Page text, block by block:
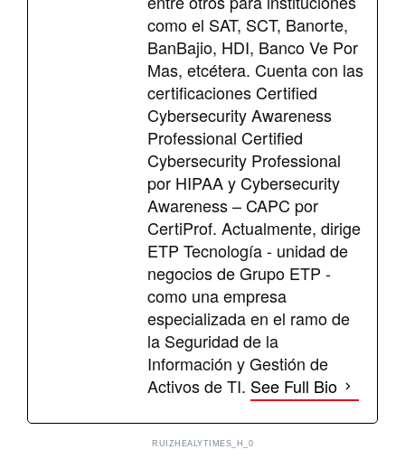
como el SAT, SCT, Banorte,
BanBajio, HDI, Banco Ve Por
Mas, etcétera. Cuenta con las
certificaciones Certified
Cybersecurity Awareness
Professional Certified
Cybersecurity Professional
por HIPAA y Cybersecurity
Awareness – CAPC por
CertiProf. Actualmente, dirige
ETP Tecnología - unidad de
negocios de Grupo ETP -
como una empresa
especializada en el ramo de
la Seguridad de la
Información y Gestión de
Activos de TI. See Full Bio
RUIZHEALYTIMES_H_0